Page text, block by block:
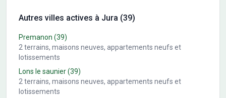
Autres villes actives à Jura (39)
Premanon (39)
2terrains, maisons neuves, appartements neufs et
lotissements
Lons le saunier(39)
2terrains, maisons neuves, appartements neufs et
lotissements